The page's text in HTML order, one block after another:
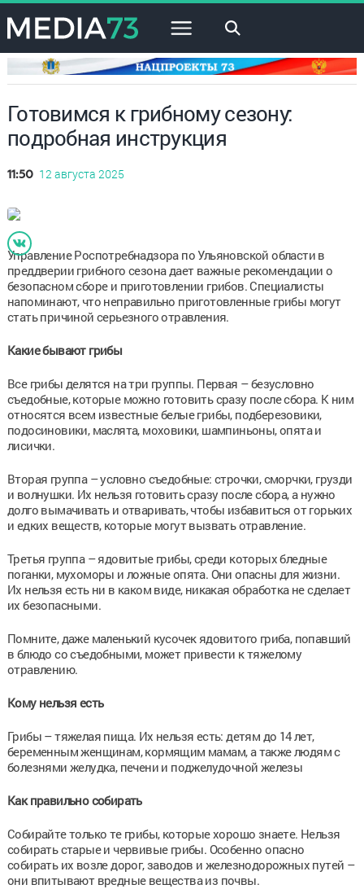
×
Готовимся к грибному сезону:
подробная инструкция
11:50 12 августа 2025
Управление Роспотребнадзора по Ульяновской области в
преддверии грибного сезона дает важные рекомендации о
безопасном сборе и приготовлении грибов. Специалисты
напоминают, что неправильно приготовленные грибы могут
стать причиной серьезного отравления.
Какие бывают грибы
Все грибы делятся на три группы. Первая – безусловно
съедобные, которые можно готовить сразу после сбора. К ним
относятся всем известные белые грибы, подберезовики,
подосиновики, маслята, моховики, шампиньоны, опята и
лисички.
Вторая группа – условно съедобные: строчки, сморчки, грузди
и волнушки. Их нельзя готовить сразу после сбора, а нужно
долго вымачивать и отваривать, чтобы избавиться от горьких
и едких веществ, которые могут вызвать отравление.
Третья группа – ядовитые грибы, среди которых бледные
поганки, мухоморы и ложные опята. Они опасны для жизни.
Их нельзя есть ни в каком виде, никакая обработка не сделает
их безопасными.
Помните, даже маленький кусочек ядовитого гриба, попавший
в блюдо со съедобными, может привести к тяжелому
отравлению.
Кому нельзя есть
Грибы – тяжелая пища. Их нельзя есть: детям до 14 лет,
беременным женщинам, кормящим мамам, а также людям с
болезнями желудка, печени и поджелудочной железы
Как правильно собирать
Собирайте только те грибы, которые хорошо знаете. Нельзя
собирать старые и червивые грибы. Особенно опасно
собирать их возле дорог, заводов и железнодорожных путей –
они впитывают вредные вещества из почвы.